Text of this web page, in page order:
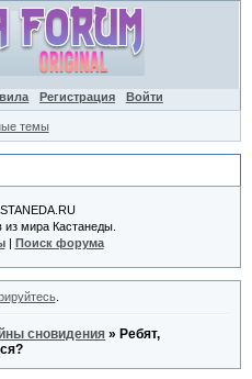
Регистрация Войти
темы
мира Кастанеды.
| Поиск форума
.
сновидения » Ребят,